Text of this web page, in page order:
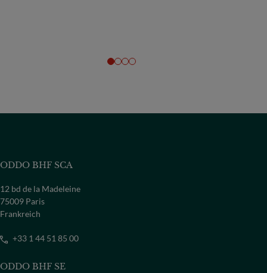
ODDO BHF SCA
12 bd de la Madeleine
75009 Paris
Frankreich
+33 1 44 51 85 00
ODDO BHF SE